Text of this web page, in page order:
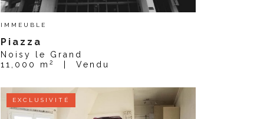
IMMEUBLE
Piazza
Noisy le Grand
11,000 m 2 Vendu
EXCLUSIVITÉ